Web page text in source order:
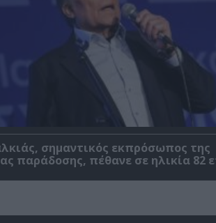
σημαντικός εκπρόσωπος της
παράδοσης, πέθανε σε ηλικία 82